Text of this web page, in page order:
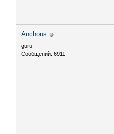
Anchous
guru
Сообщений: 6911